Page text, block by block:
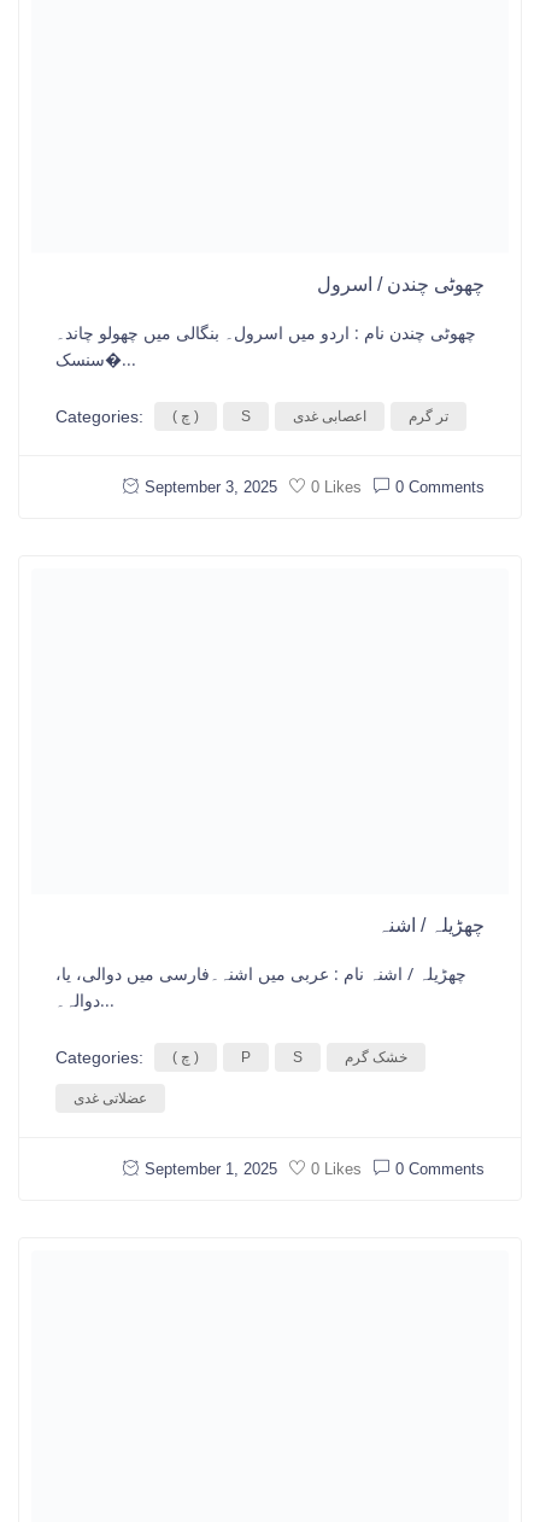
چھوٹی چندن / اسرول
چھوٹی چندن نام : اردو میں اسرول۔ بنگالی میں چھولو چاند۔
سنسک�...
Categories: ( چ ) S اعصابی غدی تر گرم
September 3, 2025 0 Likes 0 Comments
چھڑیلہ / اشنہ
چھڑیلہ / اشنہ نام : عربی میں اشنہ۔فارسی میں دوالی، یا،
دوالہ۔...
Categories: ( چ ) P S خشک گرم
عضلاتی غدی
September 1, 2025 0 Likes 0 Comments